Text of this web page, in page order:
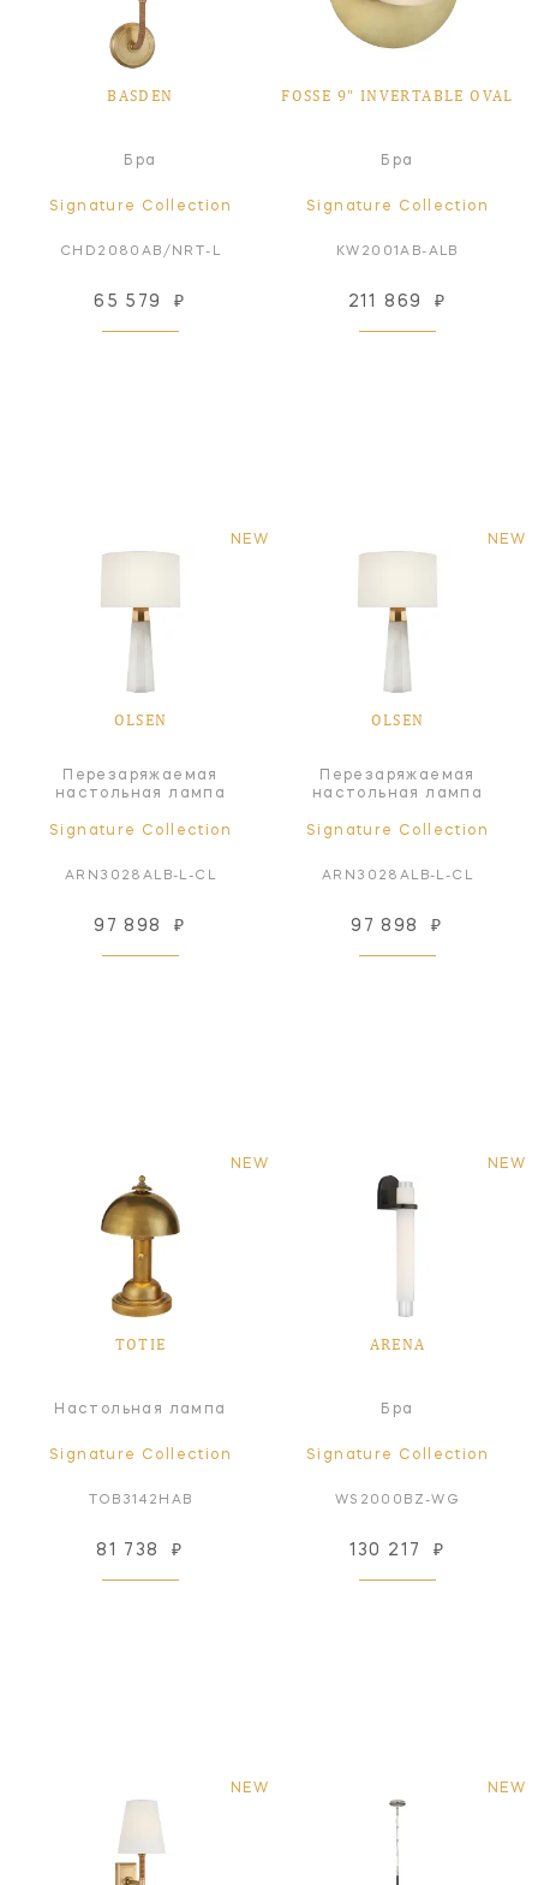
BASDEN
Бра
Signature Collection
CHD2080AB/NRT-L
65 579 ₽
FOSSE 9" INVERTABLE OVAL
Бра
Signature Collection
KW2001AB-ALB
211 869 ₽
NEW
OLSEN
Перезаряжаемая
настольная лампа
Signature Collection
ARN3028ALB-L-CL
97 898 ₽
NEW
OLSEN
Перезаряжаемая
настольная лампа
Signature Collection
ARN3028ALB-L-CL
97 898 ₽
NEW
TOTIE
Настольная лампа
Signature Collection
TOB3142HAB
81 738 ₽
NEW
ARENA
Бра
Signature Collection
WS2000BZ-WG
130 217 ₽
NEW NEW